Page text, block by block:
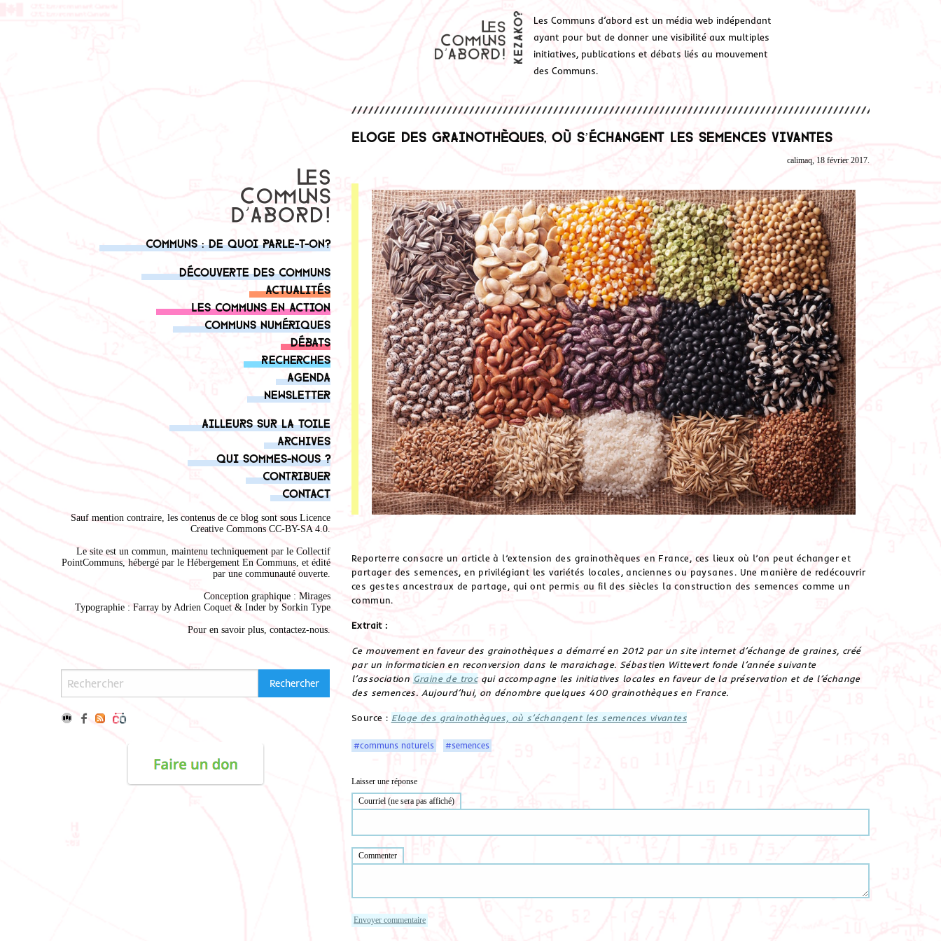
Les Communs d’abord est un média web indépendant
ayant pour but de donner une visibilité aux multiples
initiatives, publications et débats liés au mouvement
des Communs.
Communs : de quoi parle-t-on?
Découverte des communs
Actualités
Les communs en action
Communs numériques
Débats
Recherches
Agenda
Newsletter
Ailleurs sur la toile
Archives
Qui sommes-nous ?
Contribuer
Contact
Sauf mention contraire, les contenus de ce blog sont sous Licence
Creative Commons CC-BY-SA 4.0.
Le site est un commun, maintenu techniquement par le Collectif
PointCommuns, hébergé par le Hébergement En Communs, et édité
par une communauté ouverte.
Conception graphique : Mirages
Typographie : Farray by Adrien Coquet & Inder by Sorkin Type
Pour en savoir plus, contactez-nous.
Eloge des grainothèques, où s’échangent les semences vivantes
calimaq, 18 février 2017.
Reporterre consacre un article à l’extension des grainothèques en France, ces lieux où l’on peut échanger et
partager des semences, en privilégiant les variétés locales, anciennes ou paysanes. Une manière de redécouvrir
ces gestes ancestraux de partage, qui ont permis au fil des siècles la construction des semences comme un
commun.
Extrait :
Ce mouvement en faveur des grainothèques a démarré en 2012 par un site internet d’échange de graines, créé
par un informaticien en reconversion dans le maraichage. Sébastien Wittevert fonde l’année suivante
l’association Graine de trocqui accompagne les initiatives locales en faveur de la préservation et de l’échange
des semences. Aujourd’hui, on dénombre quelques 400 grainothèques en France.
Source : Eloge des grainothèques, où s’échangent les semences vivantes
#communs naturels #semences
Laisser une réponse
Courriel (ne sera pas affiché)
Commenter